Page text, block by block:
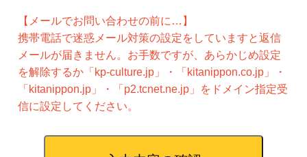
【メールでお問い合わせの前に…】
携帯電話で迷惑メール対策の設定をしていますと返信
メールが届きません。お手数ですが、あらかじめ設定
を解除するか「kp-culture.jp」・「kitanippon.co.jp」・
「kitanippon.jp」・「p2.tcnet.ne.jp」をドメイン指定受
信に設定してください。